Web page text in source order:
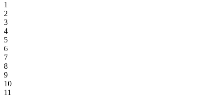
1
2
3
4
5
6
7
8
9
10
11